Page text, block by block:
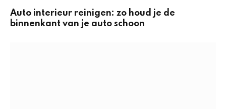
Auto interieur reinigen: zo houd je de
binnenkant van je auto schoon